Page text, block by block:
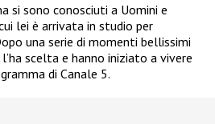
si sono conosciuti a Uomini e
lei è arrivata in studio per
una serie di momenti bellissimi
scelta e hanno iniziato a vivere
di Canale 5.